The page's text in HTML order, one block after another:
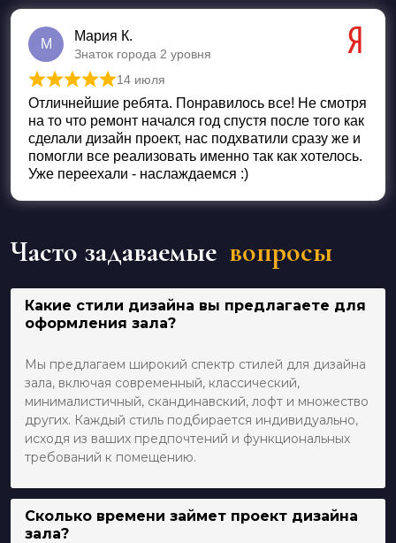
М
Мария К.
Знаток города 2 уровня
Оценка 5 из 5
14 июля
Отличнейшие ребята. Понравилось все! Не смотря
на то что ремонт начался год спустя после того как
сделали дизайн проект, нас подхватили сразу же и
помогли все реализовать именно так как хотелось.
Уже переехали - наслаждаемся :)
Часто задаваемые вопросы
Какие стили дизайна вы предлагаете для
оформления зала?
Мы предлагаем широкий спектр стилей для дизайна
зала, включая современный, классический,
минималистичный, скандинавский, лофт и множество
других. Каждый стиль подбирается индивидуально,
исходя из ваших предпочтений и функциональных
требований к помещению.
Сколько времени займет проект дизайна
зала?